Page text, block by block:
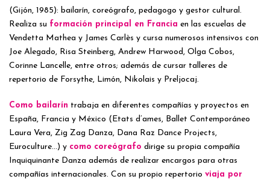
(Gijón, 1985): bailarín, coreógrafo, pedagogo y gestor cultural.
Realiza su formación principal en Francia en las escuelas de
Vendetta Mathea y James Carlès y cursa numerosos intensivos con
Joe Alegado, Risa Steinberg, Andrew Harwood, Olga Cobos,
Corinne Lancelle, entre otros; además de cursar talleres de
repertorio de Forsythe, Limón, Nikolais y Preljocaj.
Como bailarín trabaja en diferentes compañías y proyectos en
España, Francia y México (Etats d’ames, Ballet Contemporáneo
Laura Vera, Zig Zag Danza, Dana Raz Dance Projects,
Euroculture…) y como coreógrafo dirige su propia compañía
Inquiquinante Danza además de realizar encargos para otras
compañías internacionales. Con su propio repertorio viaja por